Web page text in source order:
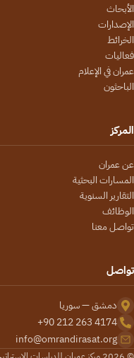
الأبحاث
الإصدارات
الخرائط
فعاليات
عمران في الإعلام
الباحثون
المركز
عن عمران
المسارات البحثية
التقارير السنوية
الوظائف
تواصل معنا
تواصل
دمشق — سوريا
+90 212 263 4174
info@omrandirasat.org